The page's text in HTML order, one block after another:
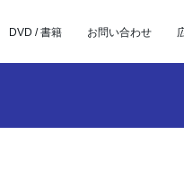
DVD / 書籍 お問い合わせ